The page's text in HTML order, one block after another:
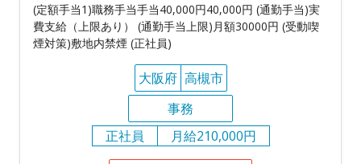
(定額手当1)職務手当手当40,000円40,000円 (通勤手当)実
費支給（上限あり） (通勤手当上限)月額30000円 (受動喫
煙対策)敷地内禁煙 (正社員)
大阪府 高槻市
事務
正社員
月給210,000円